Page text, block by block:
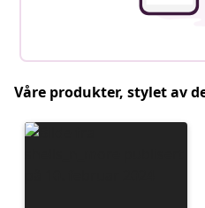
Våre produkter, stylet av